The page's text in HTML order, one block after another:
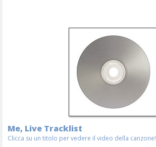
Me, Live Tracklist
Clicca su un titolo per vedere il video della canzone!